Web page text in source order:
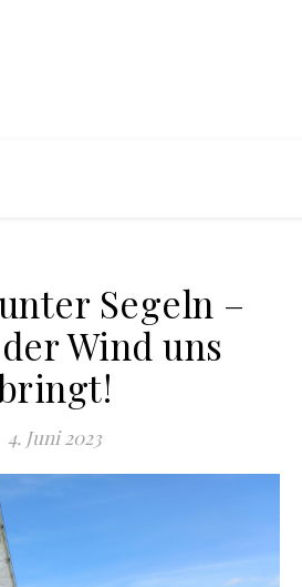
Segeln –
Wind uns
4. Juni 2023